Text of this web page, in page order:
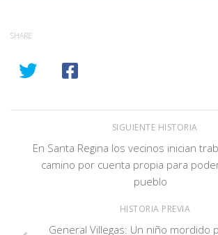
SHARE
SIGUIENTE HISTORIA
En Santa Regina los vecinos inician
camino por cuenta propia para
pueblo
HISTORIA PREVIA
General Villegas: Un niño mordido